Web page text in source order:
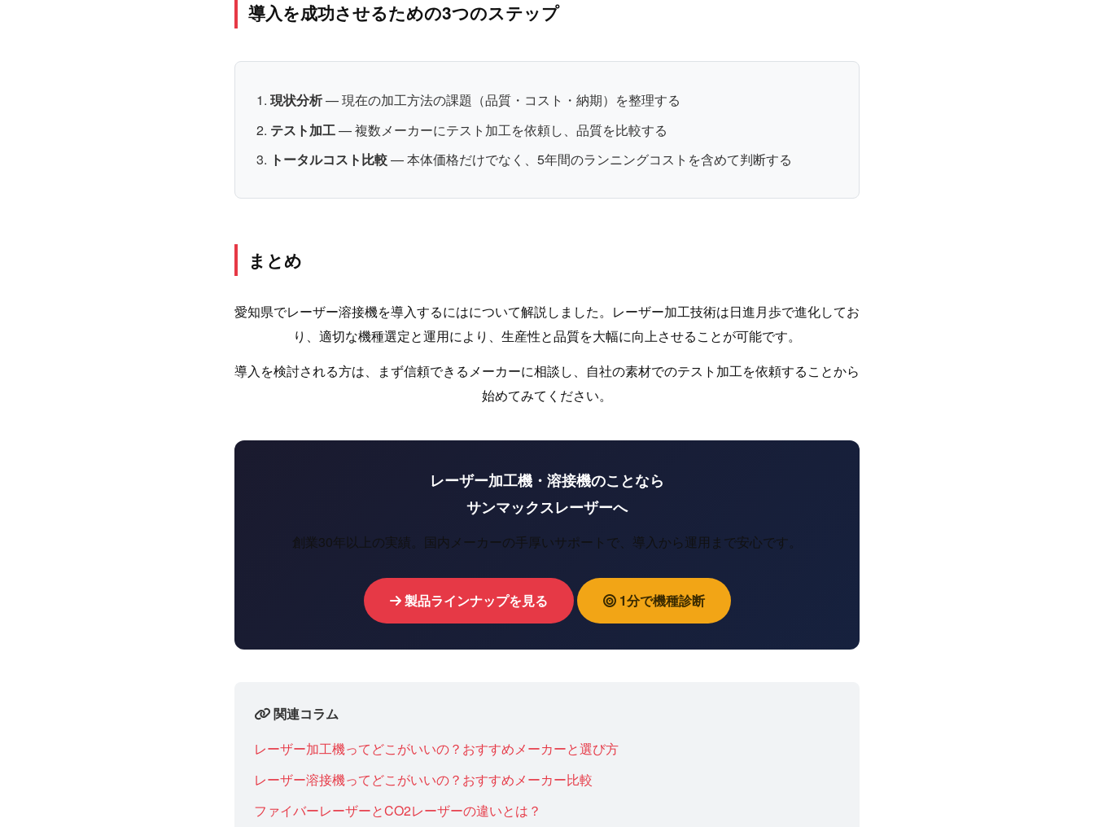
導入を成功させるための3つのステップ
現状分析— 現在の加工方法の課題（品質・コスト・納期）を整理する
テスト加工— 複数メーカーにテスト加工を依頼し、品質を比較する
トータルコスト比較— 本体価格だけでなく、5年間のランニングコストを含めて判断する
まとめ
愛知県でレーザー溶接機を導入するにはについて解説しました。レーザー加工技術は日進月歩で進化してお
り、適切な機種選定と運用により、生産性と品質を大幅に向上させることが可能です。
導入を検討される方は、まず信頼できるメーカーに相談し、自社の素材でのテスト加工を依頼することから
始めてみてください。
レーザー加工機・溶接機のことなら
サンマックスレーザーへ
創業30年以上の実績。国内メーカーの手厚いサポートで、導入から運用まで安心です。
製品ラインナップを見る 1分で機種診断
関連コラム
レーザー加工機ってどこがいいの？おすすめメーカーと選び方
レーザー溶接機ってどこがいいの？おすすめメーカー比較
ファイバーレーザーとCO2レーザーの違いとは？